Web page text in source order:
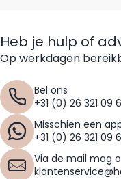
Heb je hulp of
Op werkdagen
Bel ons
+31 (0) 26 321 09
Misschien een
+31 (0) 26 321 09
Via de mail mag